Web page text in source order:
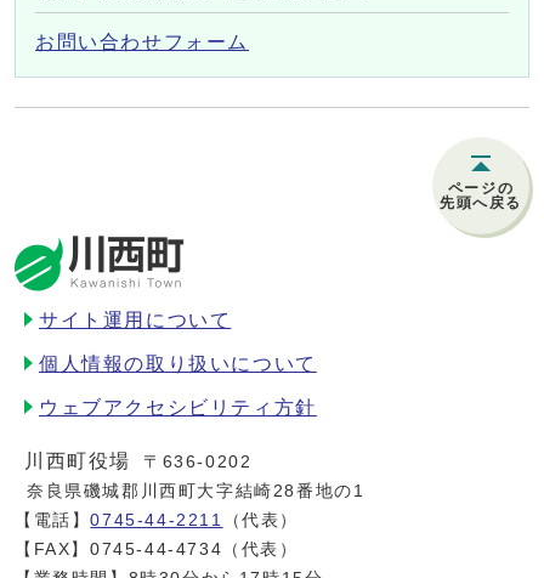
お問い合わせフォーム
ページの
先頭へ戻る
サイト運用について
個人情報の取り扱いについて
ウェブアクセシビリティ方針
川西町役場
〒636-0202
奈良県磯城郡川西町大字結崎28番地の1
【電話】0745-44-2211
（代表）
【FAX】0745-44-4734（代表）